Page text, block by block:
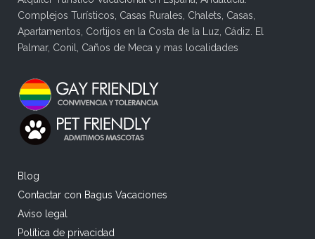
Complejos Turísticos, Casas Rurales, Chalets, Casas,
Apartamentos, Cortijos en la Costa de la Luz, Cádiz. El
Palmar, Conil, Caños de Meca y mas localidades
Blog
Contactar con Bagus Vacaciones
Aviso legal
Política de privacidad